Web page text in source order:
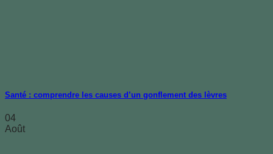
Santé : comprendre les causes d’un gonflement des lèvres
04
Août